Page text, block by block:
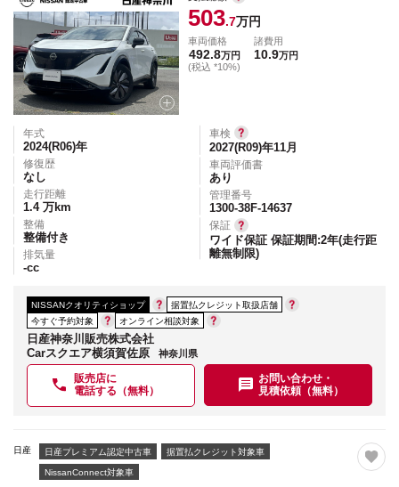
503.7万円
車両価格
492.8万円
(税込 *10%)
諸費用
10.9万円
年式
2024(R06)年
修復歴
なし
走行距離
1.4 万km
整備
整備付き
排気量
-cc
車検
2027(R09)年11月
車両評価書
あり
管理番号
1300-38F-14637
保証
ワイド保証 保証期間:2年(走行距
離無制限)
NISSANクオリティショップ
据置払クレジット取扱店舗
今すぐ予約対象
オンライン相談対象
日産神奈川販売株式会社
Carスクエア横須賀佐原
神奈川県
販売店に
電話する（無料）
お問い合わせ・
見積依頼（無料）
日産 日産プレミアム認定中古車 据置払クレジット対象車
NissanConnect対象車